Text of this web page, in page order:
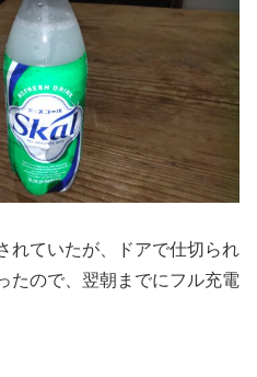
れていたが、ドアで仕切られ
たので、翌朝までにフル充電